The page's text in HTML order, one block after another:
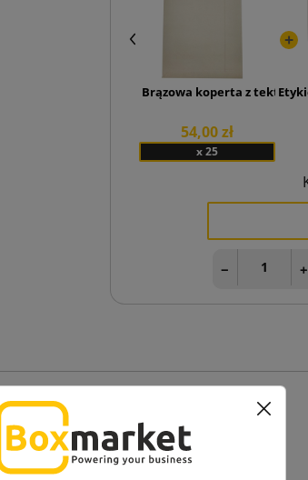
Brązowa koperta z tektury
54,00 zł
x 25
− +